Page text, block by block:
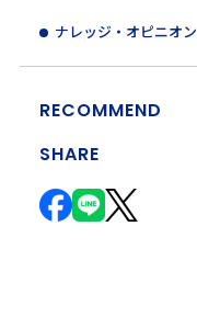
ナレッジ・オピニオン
RECOMMEND
SHARE